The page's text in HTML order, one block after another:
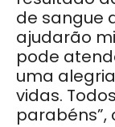
de sangue
ajudarão
pode
uma
vidas.
parabéns”,